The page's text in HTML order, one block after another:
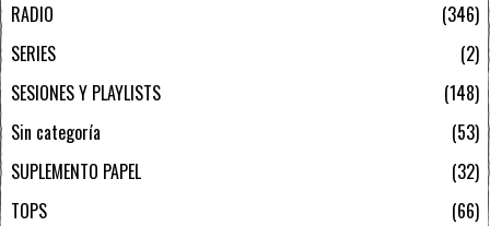
RADIO
346
SERIES
2
SESIONES Y PLAYLISTS
148
Sin categoría
53
SUPLEMENTO PAPEL
32
TOPS
66